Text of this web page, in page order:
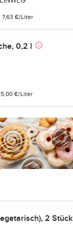
7,63 €/Liter
0,2 l
€/Liter
2 Stück